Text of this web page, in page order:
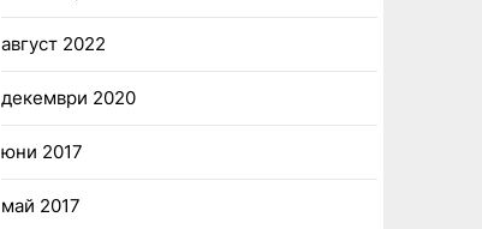
август 2022
декември 2020
юни 2017
май 2017